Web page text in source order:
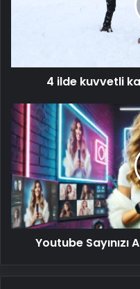
4 ilde kuvvetli
Youtube
Sayınızı
Artıracak
12
Kritik
Strateji
Youtube